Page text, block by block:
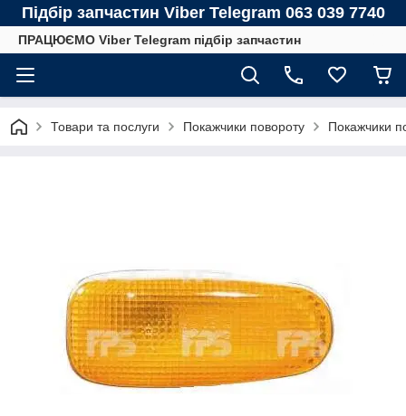
Підбір запчастин Viber Telegram 063 039 7740
ПРАЦЮЄМО Viber Telegram підбір запчастин
Товари та послуги Покажчики повороту Покажчики